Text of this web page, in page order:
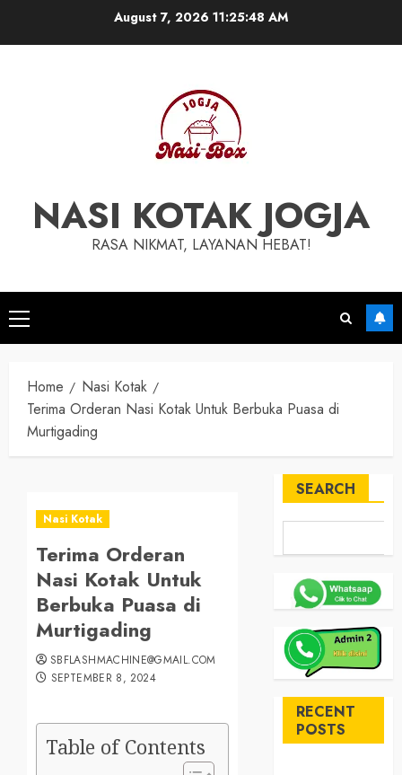
August 7, 2026 11:25:48 AM
NASI KOTAK JOGJA
RASA NIKMAT, LAYANAN HEBAT!
Primary
Menu
Home
Nasi Kotak
Terima Orderan Nasi Kotak Untuk Berbuka Puasa di
Murtigading
Nasi Kotak
Terima Orderan
Nasi Kotak Untuk
Berbuka Puasa di
Murtigading
SBFLASHMACHINE@GMAIL.COM
SEPTEMBER 8, 2024
Table of Contents
SEARCH
RECENT
POSTS